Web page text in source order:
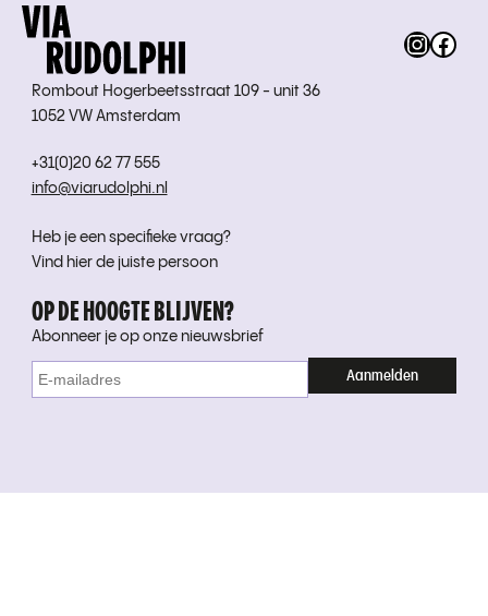
Rombout Hogerbeetsstraat 109 - unit 36
1052 VW Amsterdam
+31(0)20 62 77 555
info@viarudolphi.nl
Heb je een specifieke vraag?
Vind hier de juiste persoon
OP DE HOOGTE BLIJVEN?
Abonneer je op onze nieuwsbrief